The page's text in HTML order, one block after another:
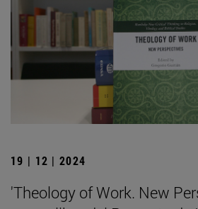
19 | 12 | 2024
'Theology of Work. New